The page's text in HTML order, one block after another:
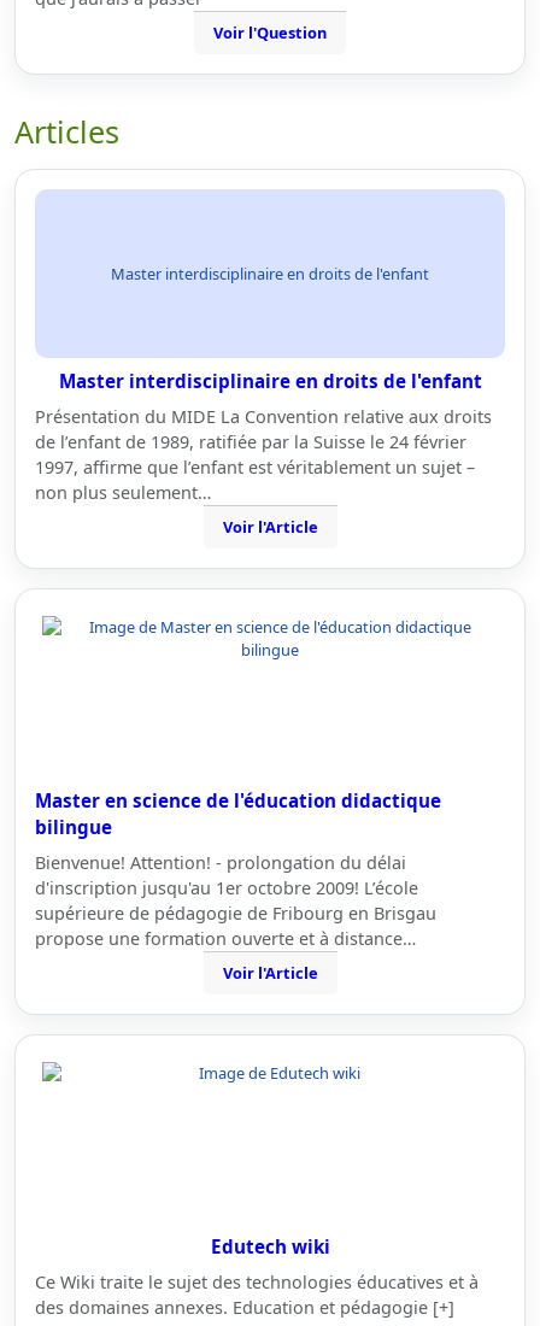
Voir l'Question
Articles
Master interdisciplinaire en droits de l'enfant
Master interdisciplinaire en droits de l'enfant
Présentation du MIDE La Convention relative aux droits
de l’enfant de 1989, ratifiée par la Suisse le 24 février
1997, affirme que l’enfant est véritablement un sujet –
non plus seulement…
Voir l'Article
Master en science de l'éducation didactique
bilingue
Bienvenue! Attention! - prolongation du délai
d'inscription jusqu'au 1er octobre 2009! L’école
supérieure de pédagogie de Fribourg en Brisgau
propose une formation ouverte et à distance…
Voir l'Article
Edutech wiki
Ce Wiki traite le sujet des technologies éducatives et à
des domaines annexes. Education et pédagogie [+]